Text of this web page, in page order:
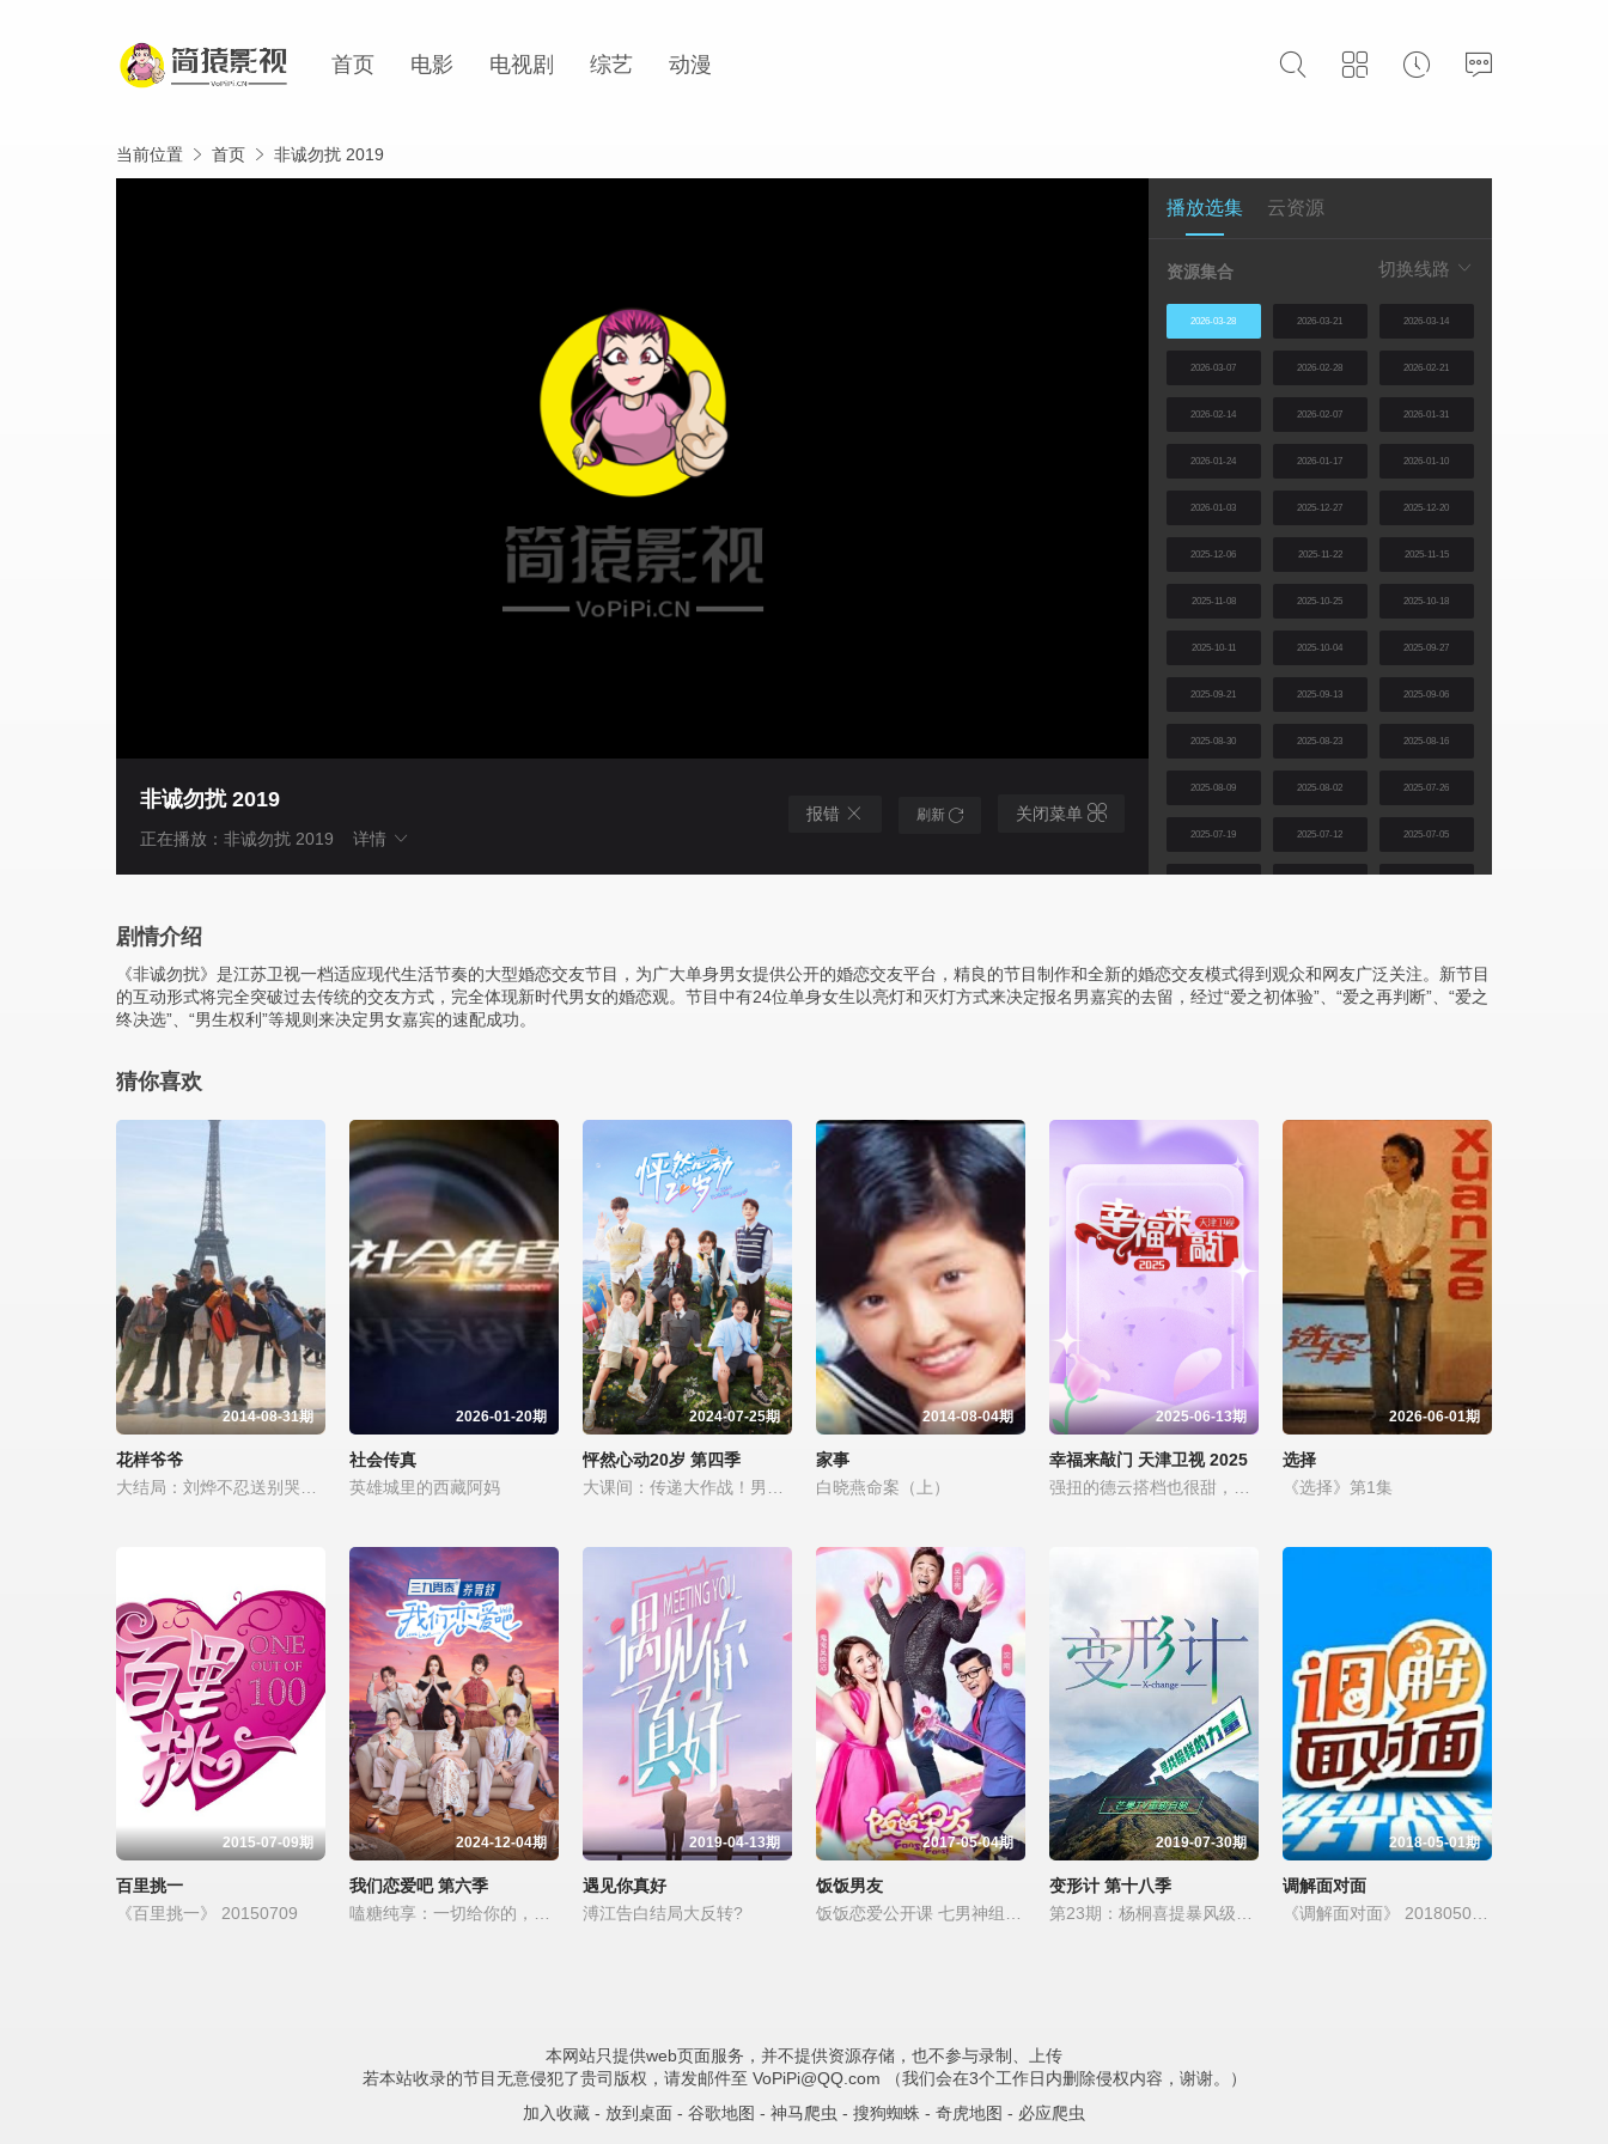
首页 电影 电视剧 综艺 动漫
当前位置 首页 非诚勿扰 2019
报错 刷新 关闭菜单
非诚勿扰 2019
正在播放：非诚勿扰 2019 详情
播放选集 云资源
切换线路
资源集合
2026-03-28 2026-03-21 2026-03-14
2026-03-07 2026-02-28 2026-02-21
2026-02-14 2026-02-07 2026-01-31
2026-01-24 2026-01-17 2026-01-10
2026-01-03 2025-12-27 2025-12-20
2025-12-06 2025-11-22 2025-11-15
2025-11-08 2025-10-25 2025-10-18
2025-10-11 2025-10-04 2025-09-27
2025-09-21 2025-09-13 2025-09-06
2025-08-30 2025-08-23 2025-08-16
2025-08-09 2025-08-02 2025-07-26
2025-07-19 2025-07-12 2025-07-05
2025-05-17 2025-05-10 2025-05-03
2025-02-22 2025-02-08
2025-01-18
2025-01-11 2024-12-28
2024-12-14 2024-12-07
2024-11-30 2024-11-23 2024-11-16
2024-11-09 2024-11-02 2024-10-26
2024-09-28 2024-09-14
2024-07-20 2024-07-06
2024-06-29 2024-06-22 2024-06-15
2024-06-08 2024-06-01 2024-05-25
2024-05-18 2024-05-11 2024-05-04
2024-04-27 2024-04-20 2024-04-13
2024-04-06 2024-03-30 2024-03-23
2024-03-16 2024-03-09 2024-03-02
剧情介绍
《非诚勿扰》是江苏卫视一档适应现代生活节奏的大型婚恋交友节目，为广大单身男女提供公开的婚恋交友平台，精良的节目制作和全新的婚恋交友模式得到观众和网友广泛关注。新节目
的互动形式将完全突破过去传统的交友方式，完全体现新时代男女的婚恋观。节目中有24位单身女生以亮灯和灭灯方式来决定报名男嘉宾的去留，经过“爱之初体验”、“爱之再判断”、“爱之
终决选”、“男生权利”等规则来决定男女嘉宾的速配成功。
猜你喜欢
2014-08-31期
花样爷爷
2026-01-20期
社会传真
英雄城里的西藏阿妈
2024-07-25期
怦然心动20岁 第四季
2014-08-04期
家事
白晓燕命案（上）
2025-06-13期
幸福来敲门 天津卫视 2025
2026-06-01期
选择
《选择》第1集
2015-07-09期
百里挑一
《百里挑一》 20150709
2024-12-04期
我们恋爱吧 第六季
2019-04-13期
遇见你真好
溥江告白结局大反转?
2017-05-04期
饭饭男友
2019-07-30期
变形计 第十八季
2018-05-01期
调解面对面
本网站只提供web页面服务，并不提供资源存储，也不参与录制、上传
若本站收录的节目无意侵犯了贵司版权，请发邮件至 VoPiPi@QQ.com （我们会在3个工作日内删除侵权内容，谢谢。）
加入收藏 - 放到桌面 - 谷歌地图 - 神马爬虫 - 搜狗蜘蛛 - 奇虎地图 - 必应爬虫